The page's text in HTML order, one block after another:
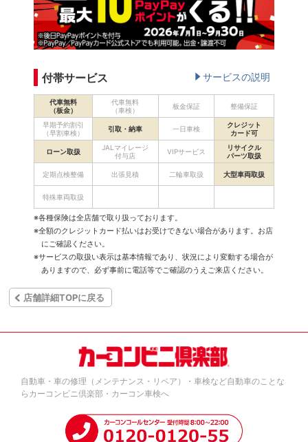
付帯サービス サービスの説明
代車無料
（板金）
代車無料
（車検）
板金保証 整備保証
早期予約割引
（早割車検）
引取・納車 一日車検
クレジット
カード可
ローン取扱
JALマイレージ
付与店
VIPサービス
リサイクル
パーツ取扱
定期点検整備 出張見積 二輪車取扱 大型車両取扱
特殊車両取扱
※各種保険は全店舗で取り扱っております。
※全額のクレジットカード払いはお受けできない場合があります。お店
にご確認ください。
※サービスの取扱い表示は基本情報であり、状況により変動する場合が
ありますので、必ず事前に電話等でご確認のうえご来店ください。
店舗詳細TOPに戻る
自動車・車の修理（メンテナンス・リペア）・車検など自動車のことな
らカーコンビニ倶楽部・カーコン車検へ